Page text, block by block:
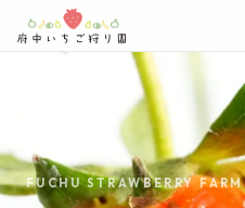
FUCHU STRAWBERRY FARM